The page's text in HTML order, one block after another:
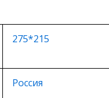
275*215
Россия